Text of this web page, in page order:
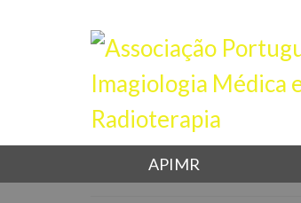
APIMR